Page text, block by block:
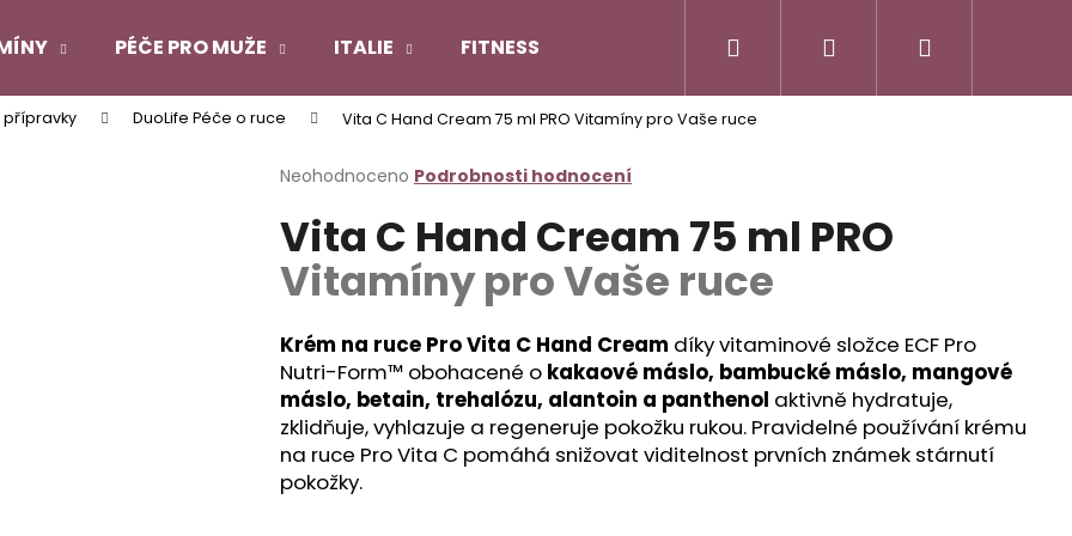
PÉČE PRO MUŽE ITALIE FITNESS DuoLife Club - plný výhod O nás
Přihlášení
přípravky DuoLife Péče o ruce Vita C Hand Cream 75 ml PRO Vitamíny pro Vaše ruce
Průměrné
produktu
je
0,0
z
hvězdiček.
Neohodnoceno Podrobnosti hodnocení
Vita C Hand Cream 75 ml PRO
Vitamíny pro Vaše ruce
Krém na ruce Pro Vita C Hand Cream díky vitaminové složce ECF Pro
Nutri-Form™ obohacené o kakaové máslo, bambucké máslo, mangové
máslo, betain, trehalózu, alantoin a panthenol aktivně hydratuje,
zklidňuje, vyhlazuje a regeneruje pokožku rukou. Pravidelné používání krému
na ruce Pro Vita C pomáhá snižovat viditelnost prvních známek stárnutí
pokožky.
Co potřebujete najít?
HLEDAT